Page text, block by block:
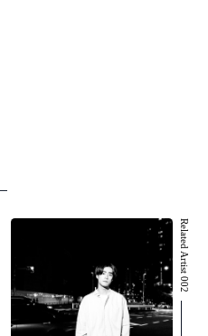
Related Artist 002